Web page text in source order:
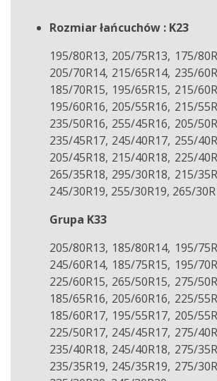
Rozmiar łańcuchów : K23
195/80R13, 205/75R13, 175/
205/70R14, 215/65R14, 235/
185/70R15, 195/65R15, 215/
195/60R16, 205/55R16, 215/
235/50R16, 255/45R16, 205/
235/45R17, 245/40R17, 255/
205/45R18, 215/40R18, 225/
265/35R18, 295/30R18, 215/
245/30R19, 255/30R19, 265/
Grupa K33
205/80R13, 185/80R14, 195/
245/60R14, 185/75R15, 195/
225/60R15, 265/50R15, 275/
185/65R16, 205/60R16, 225/
185/60R17, 195/55R17, 205/
225/50R17, 245/45R17, 275/
235/40R18, 245/40R18, 275/
235/35R19, 245/35R19, 275/